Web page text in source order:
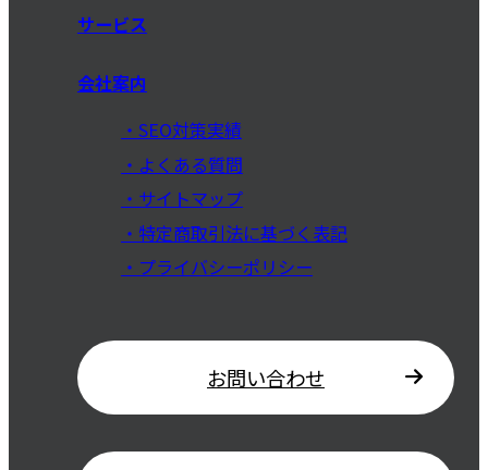
サービス
会社案内
SEO対策実績
よくある質問
サイトマップ
特定商取引法に基づく表記
プライバシーポリシー
お問い合わせ